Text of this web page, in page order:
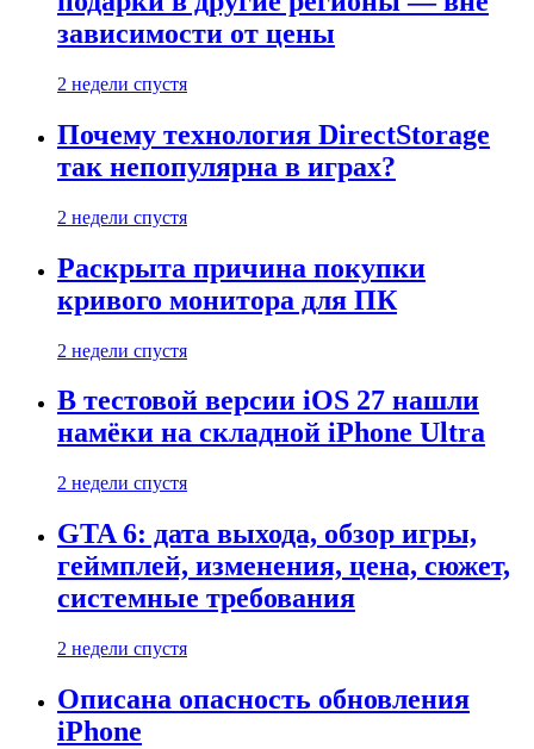
зависимости от цены
2 недели спустя
Почему технология DirectStorage
так непопулярна в играх?
2 недели спустя
Раскрыта причина покупки
кривого монитора для ПК
2 недели спустя
В тестовой версии iOS 27 нашли
намёки на складной iPhone Ultra
2 недели спустя
GTA 6: дата выхода, обзор игры,
геймплей, изменения, цена, сюжет,
системные требования
2 недели спустя
Описана опасность обновления
iPhone